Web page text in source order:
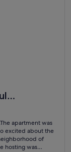
apartment was
excited about the
of
hosting was